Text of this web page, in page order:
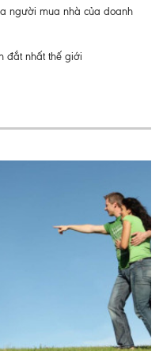
người mua nhà của doanh
đắt nhất thế giới